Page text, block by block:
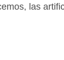
las